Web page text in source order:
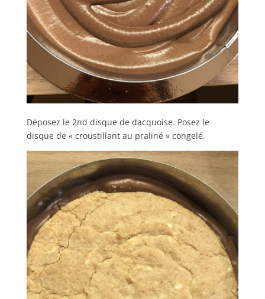
Déposez le 2nd disque de dacquoise. Posez le
disque de « croustillant au praliné » congelé.